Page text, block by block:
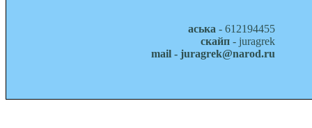
аська - 612194455
скайп - juragrek
mail - juragrek@narod.ru